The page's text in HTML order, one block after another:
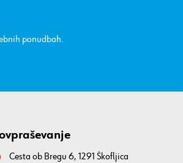
ponudbah.
Cesta ob Bregu 6, 1291 Škofljica